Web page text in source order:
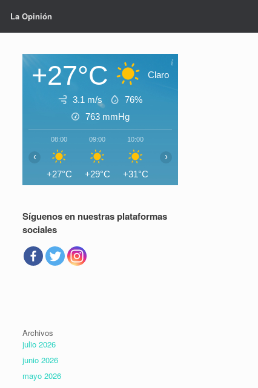
La Opinión
+27°C Claro
3.1 m/s
76%
763 mmHg
08:00
+27°C
09:00
+29°C
10:00
+31°C
‹ ›
Síguenos en nuestras plataformas
sociales
Archivos
julio 2026
junio 2026
mayo 2026